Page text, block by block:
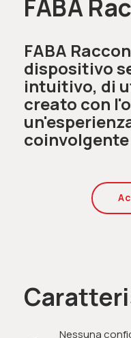
FABA
FABA
dispositivo
intuitivo, di
creato con
Nessuna